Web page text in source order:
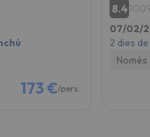
173 €/pers.
8.4
07/02/
2 dies